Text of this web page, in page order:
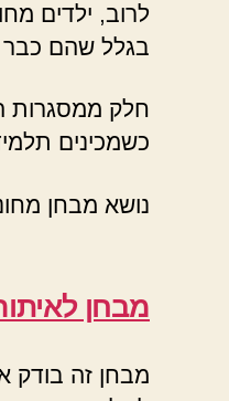
לרוב, ילדים
בגלל שהם כבר
חלק ממסגרות
כשמכינים
נושא מבחן
מבחן
מבחן זה בודק